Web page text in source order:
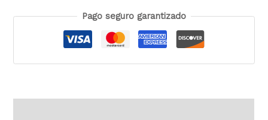
Pago seguro garantizado